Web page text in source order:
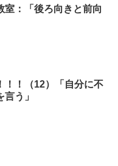
室：「後ろ向きと前向
！！（12）「自分に不
う」